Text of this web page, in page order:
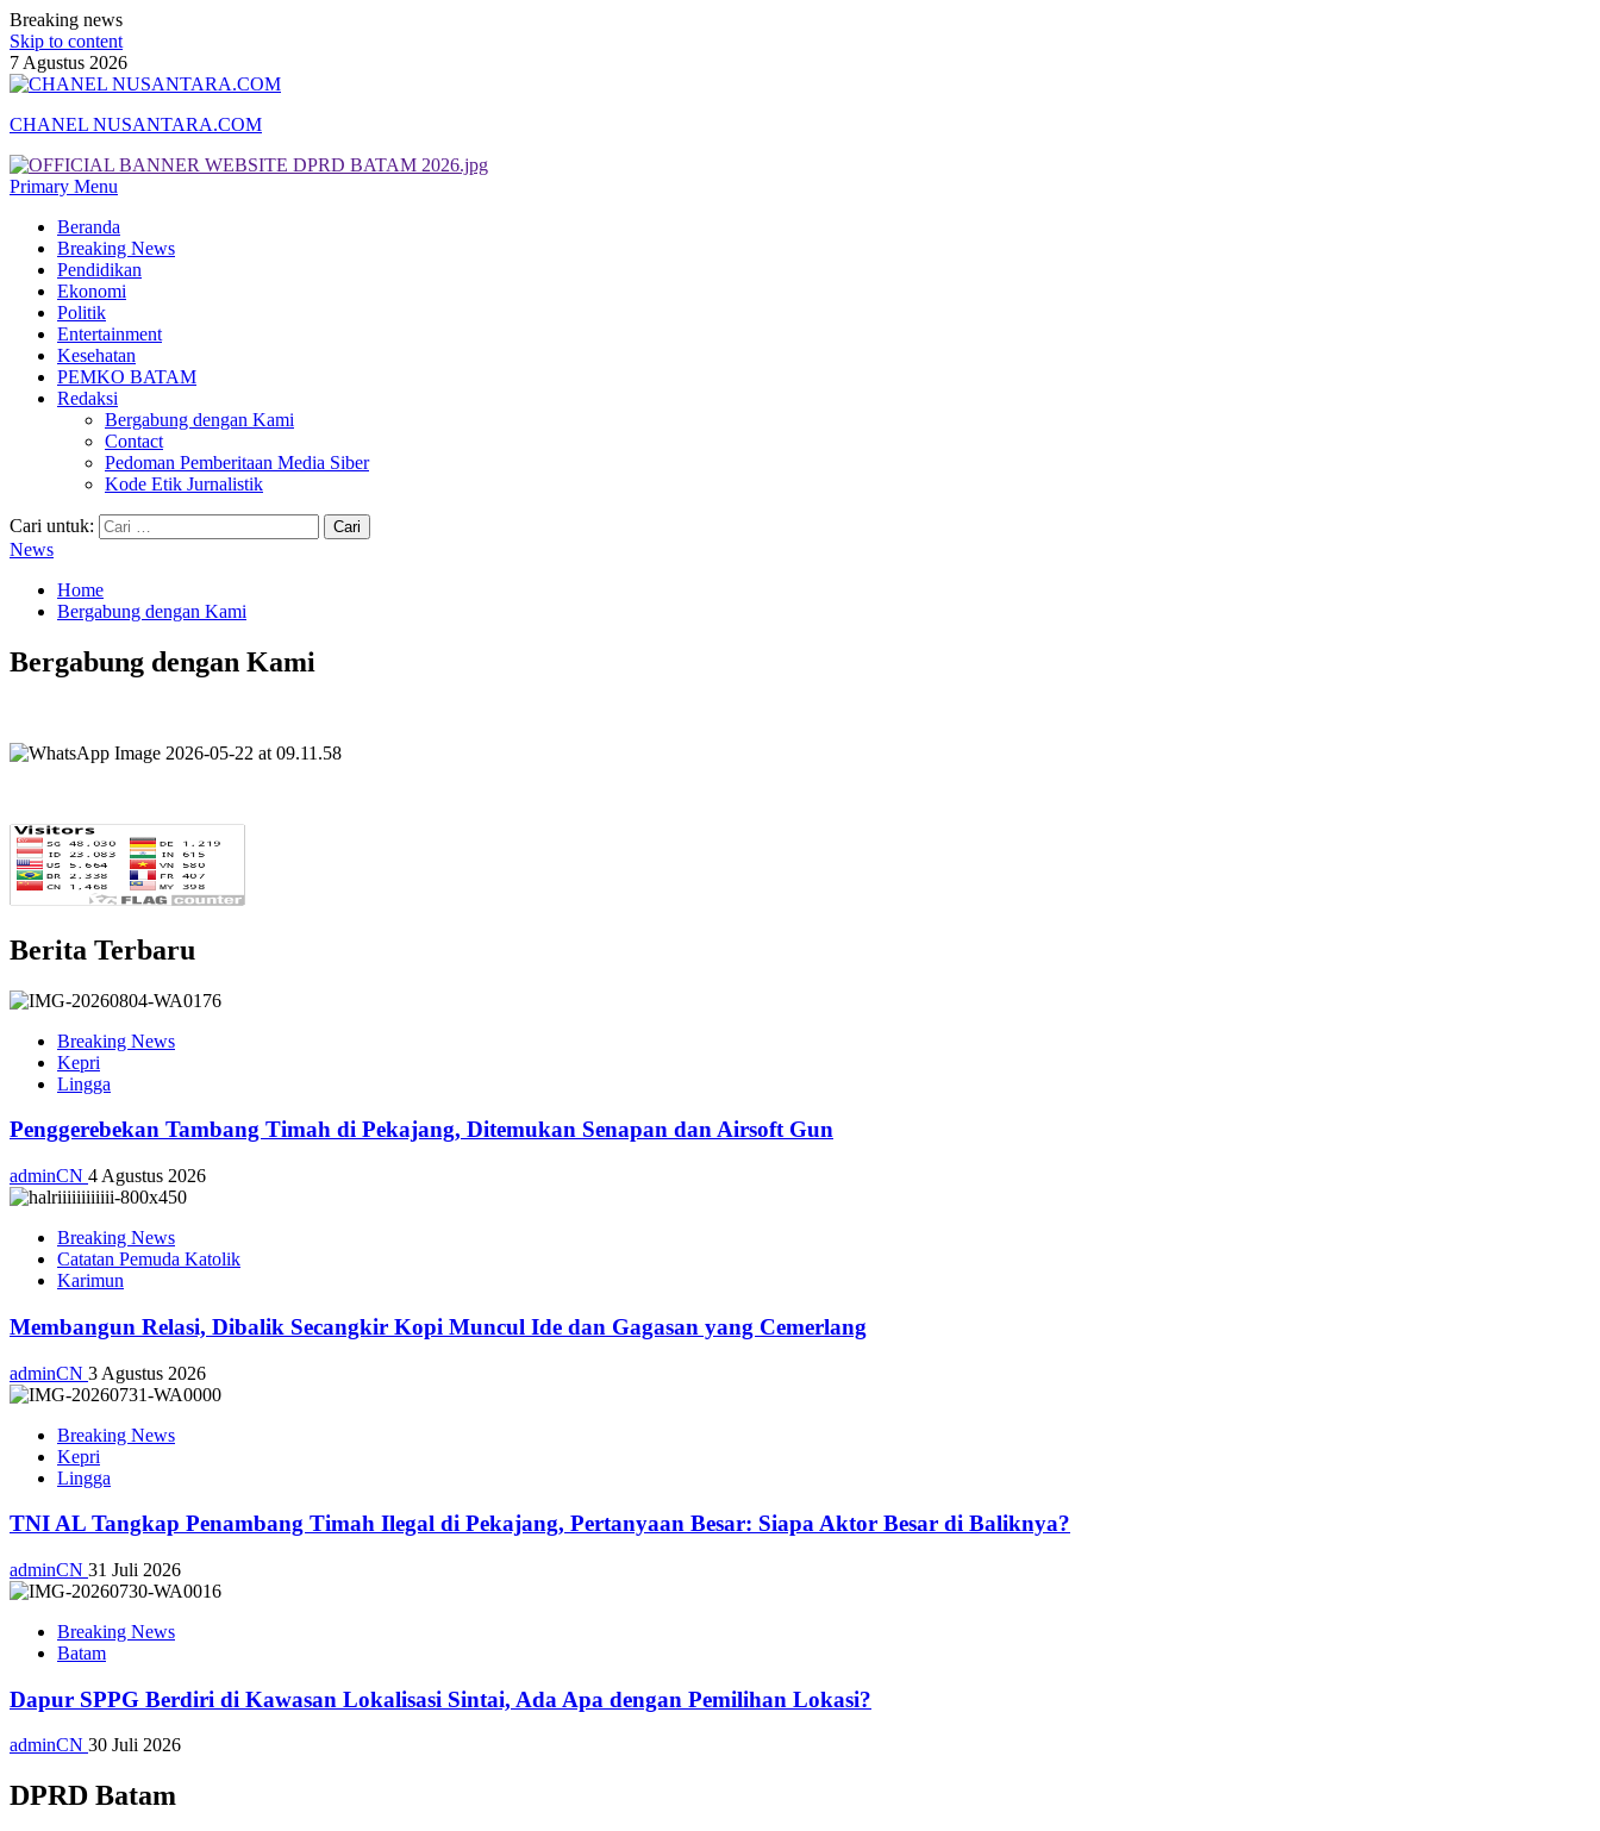
Breaking news
Skip to content
7 Agustus 2026
CHANEL NUSANTARA.COM
Primary Menu
Beranda
Breaking News
Pendidikan
Ekonomi
Politik
Entertainment
Kesehatan
PEMKO BATAM
Redaksi
Bergabung dengan Kami
Contact
Pedoman Pemberitaan Media Siber
Kode Etik Jurnalistik
Cari untuk:
News
Home
Bergabung dengan Kami
Bergabung dengan Kami
Berita Terbaru
Breaking News
Kepri
Lingga
Penggerebekan Tambang Timah di Pekajang, Ditemukan Senapan dan Airsoft Gun
adminCN 4 Agustus 2026
Breaking News
Catatan Pemuda Katolik
Karimun
Membangun Relasi, Dibalik Secangkir Kopi Muncul Ide dan Gagasan yang Cemerlang
adminCN 3 Agustus 2026
Breaking News
Kepri
Lingga
TNI AL Tangkap Penambang Timah Ilegal di Pekajang, Pertanyaan Besar: Siapa Aktor Besar di Baliknya?
adminCN 31 Juli 2026
Breaking News
Batam
Dapur SPPG Berdiri di Kawasan Lokalisasi Sintai, Ada Apa dengan Pemilihan Lokasi?
adminCN 30 Juli 2026
DPRD Batam